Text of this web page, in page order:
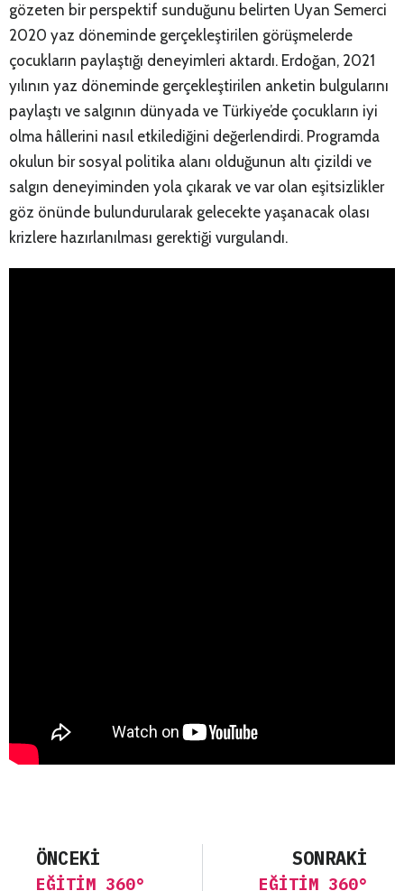
gözeten bir perspektif sunduğunu belirten Uyan Semerci
2020 yaz döneminde gerçekleştirilen görüşmelerde
çocukların paylaştığı deneyimleri aktardı. Erdoğan, 2021
yılının yaz döneminde gerçekleştirilen anketin bulgularını
paylaştı ve salgının dünyada ve Türkiye’de çocukların iyi
olma hâllerini nasıl etkilediğini değerlendirdi. Programda
okulun bir sosyal politika alanı olduğunun altı çizildi ve
salgın deneyiminden yola çıkarak ve var olan eşitsizlikler
göz önünde bulundurularak gelecekte yaşanacak olası
krizlere hazırlanılması gerektiği vurgulandı.
ÖNCEKI
EĞITIM 360°
SONRAKI
EĞITIM 360°